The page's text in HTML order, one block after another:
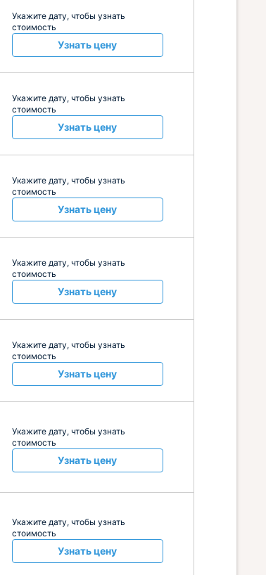
Укажите дату, чтобы узнать
стоимость
Узнать цену
Укажите дату, чтобы узнать
стоимость
Узнать цену
Укажите дату, чтобы узнать
стоимость
Узнать цену
Укажите дату, чтобы узнать
стоимость
Узнать цену
Укажите дату, чтобы узнать
стоимость
Узнать цену
Укажите дату, чтобы узнать
стоимость
Узнать цену
Укажите дату, чтобы узнать
стоимость
Узнать цену